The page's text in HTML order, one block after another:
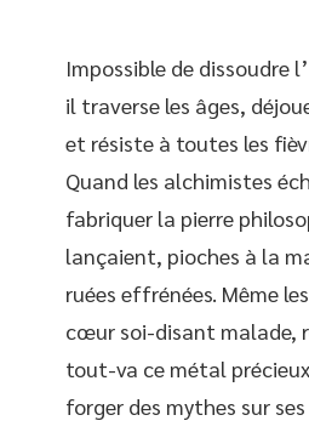
Impossible de dissoudre
il traverse les âges,
et résiste à toutes les
Quand les alchimistes
fabriquer la pierre
lançaient, pioches à la
ruées effrénées. Même
cœur soi-disant malade,
tout-va ce métal
forger des mythes sur